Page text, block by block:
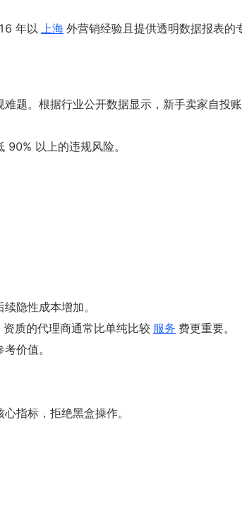
年以 上海 外营销经验且提供透明数据报表的
题。根据行业公开数据显示，新手卖家自投
以上的违规风险。
隐性成本增加。
质的代理商通常比单纯比较 服务 费更重要。
价值。
指标，拒绝黑盒操作。